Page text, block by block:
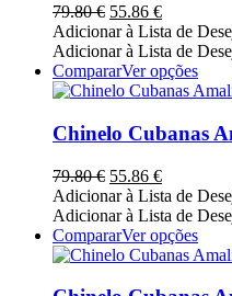
may
be
on
79.80€ O
preço
original
era:
79.80 €.
55.86 €O
preço
atual
é:
55.86 €.
Adicionar à Lista de
Adicionar à Lista de
CompararVer opçõesThis
may
be
on
Chinelo Cubanas
79.80€ O
preço
original
era:
79.80 €.
55.86 €O
preço
atual
é:
55.86 €.
Adicionar à Lista de
Adicionar à Lista de
CompararVer opçõesThis